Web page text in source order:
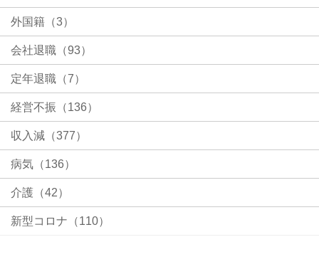
外国籍（3）
会社退職（93）
定年退職（7）
経営不振（136）
収入減（377）
病気（136）
介護（42）
新型コロナ（110）